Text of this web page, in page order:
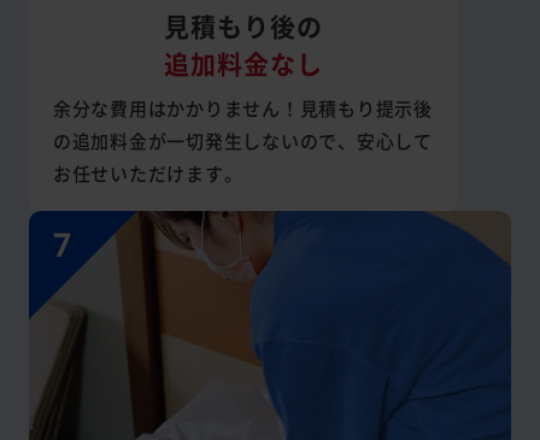
見積もり後の
追加料金なし
余分な費用はかかりません！見積もり提示後
の追加料金が一切発生しないので、安心して
お任せいただけます。